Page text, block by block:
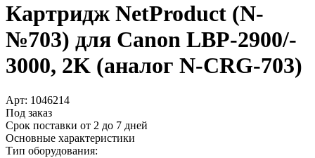
Картридж NetProduct (N-
№703) для Canon LBP-2900/­
3000, 2K (аналог N-CRG-703)
Арт: 1046214
Под заказ
Срок поставки от 2 до 7 дней
Основные характеристики
Тип оборудования: